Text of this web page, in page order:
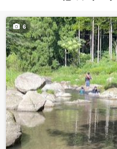
6